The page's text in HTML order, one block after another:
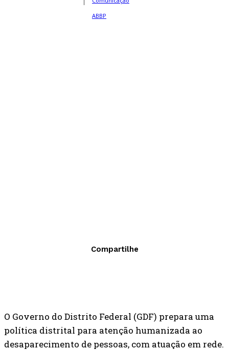
Compartilhe
O Governo do Distrito Federal (GDF) prepara uma
política distrital para atenção humanizada ao
desaparecimento de pessoas, com atuação em rede.